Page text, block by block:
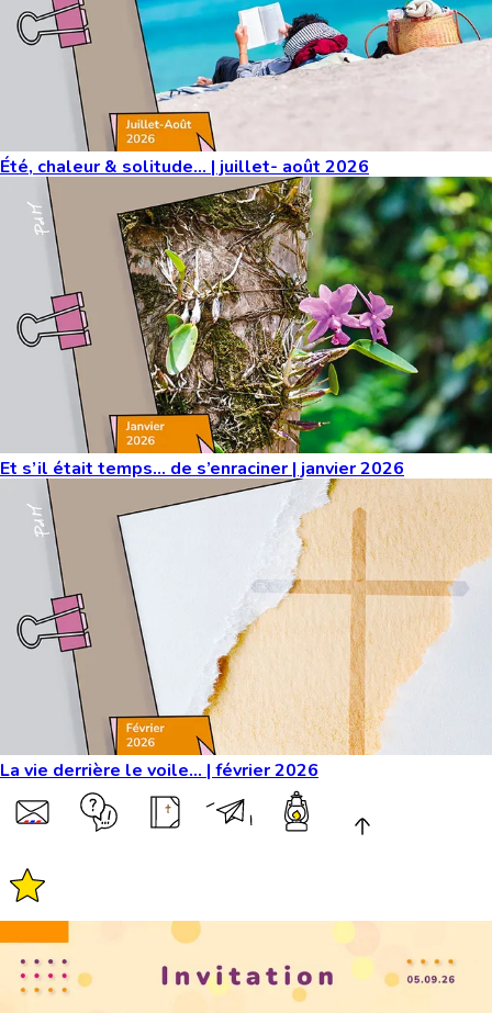
Été, chaleur & solitude… | juillet- août 2026
Et s’il était temps… de s’enraciner | janvier 2026
La vie derrière le voile… | février 2026